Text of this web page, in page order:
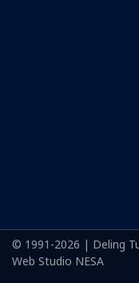
© 1991-2026 | Deling
Web Studio NESA